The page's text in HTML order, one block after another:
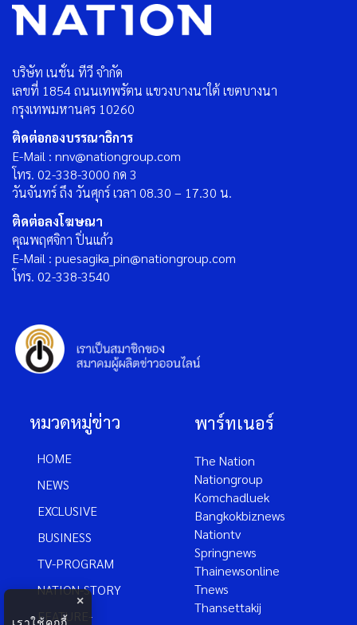
บริษัท เนชั่น ทีวี จำกัด
เลขที่ 1854 ถนนเทพรัตน แขวงบางนาใต้ เขตบางนา
กรุงเทพมหานคร 10260
ติดต่อกองบรรณาธิการ
E-Mail : nnv@nationgroup.com
โทร. 02-338-3000 กด 3
วันจันทร์ ถึง วันศุกร์ เวลา 08.30 – 17.30 น.
ติดต่อลงโฆษณา
คุณพฤศจิกา ปิ่นแก้ว
E-Mail : puesagika_pin@nationgroup.com
โทร. 02-338-3540
หมวดหมู่ข่าว
HOME
NEWS
EXCLUSIVE
BUSINESS
TV-PROGRAM
NATION-STORY
FEATURE-
พาร์ทเนอร์
The Nation
Nationgroup
Komchadluek
Bangkokbiznews
Nationtv
Springnews
Thainewsonline
Tnews
Thansettakij
×